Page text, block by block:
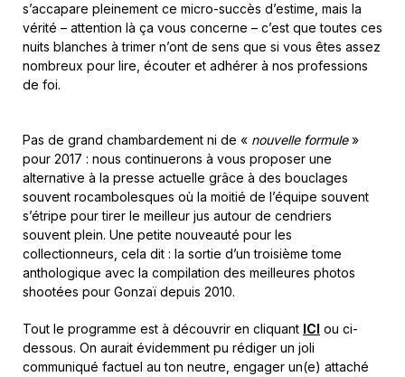
s’accapare pleinement ce micro-succès d’estime, mais la
vérité – attention là ça vous concerne – c’est que toutes ces
nuits blanches à trimer n’ont de sens que si vous êtes assez
nombreux pour lire, écouter et adhérer à nos professions
de foi.
Pas de grand chambardement ni de « nouvelle formule»
pour 2017 : nous continuerons à vous proposer une
alternative à la presse actuelle grâce à des bouclages
souvent rocambolesques où la moitié de l’équipe souvent
s’étripe pour tirer le meilleur jus autour de cendriers
souvent plein. Une petite nouveauté pour les
collectionneurs, cela dit : la sortie d’un troisième tome
anthologique avec la compilation des meilleures photos
shootées pour Gonzaï depuis 2010.
Tout le programme est à découvrir en cliquant ICI ou ci-
dessous. On aurait évidemment pu rédiger un joli
communiqué factuel au ton neutre, engager un(e) attaché